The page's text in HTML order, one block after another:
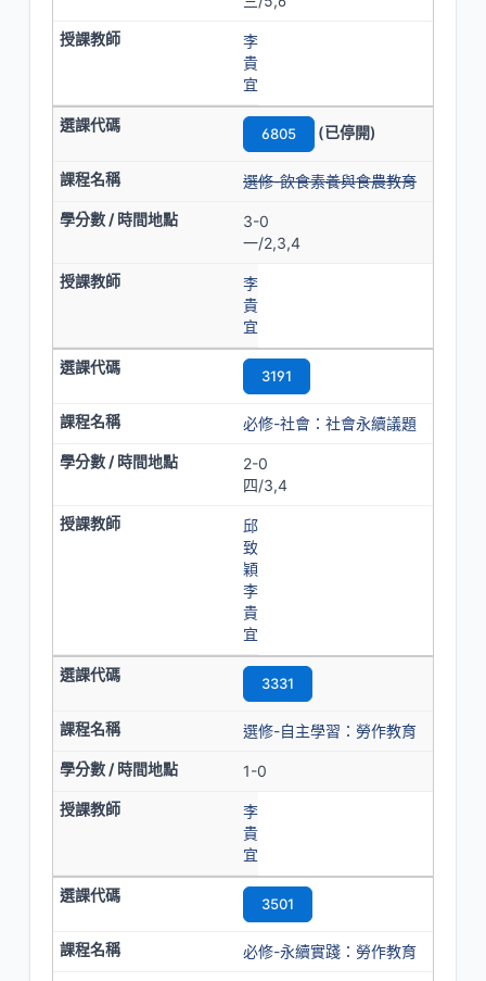
李
貴
宜
6805 (已停開)
選修-飲食素養與食農教育
3-0
一/2,3,4
李
貴
宜
3191
必修-社會：社會永續議題
2-0
四/3,4
邱
致
穎
李
貴
宜
3331
選修-自主學習：勞作教育
1-0
李
貴
宜
3501
必修-永續實踐：勞作教育